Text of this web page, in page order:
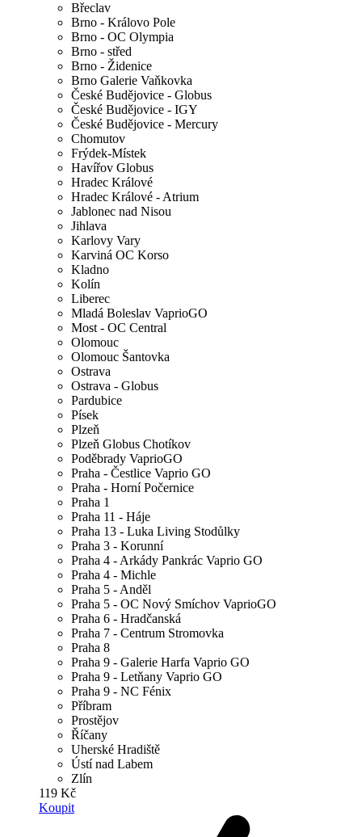
Břeclav
Brno - Královo Pole
Brno - OC Olympia
Brno - střed
Brno - Židenice
Brno Galerie Vaňkovka
České Budějovice - Globus
České Budějovice - IGY
České Budějovice - Mercury
Chomutov
Frýdek-Místek
Havířov Globus
Hradec Králové
Hradec Králové - Atrium
Jablonec nad Nisou
Jihlava
Karlovy Vary
Karviná OC Korso
Kladno
Kolín
Liberec
Mladá Boleslav VaprioGO
Most - OC Central
Olomouc
Olomouc Šantovka
Ostrava
Ostrava - Globus
Pardubice
Písek
Plzeň
Plzeň Globus Chotíkov
Poděbrady VaprioGO
Praha - Čestlice Vaprio GO
Praha - Horní Počernice
Praha 1
Praha 11 - Háje
Praha 13 - Luka Living Stodůlky
Praha 3 - Korunní
Praha 4 - Arkády Pankrác Vaprio GO
Praha 4 - Michle
Praha 5 - Anděl
Praha 5 - OC Nový Smíchov VaprioGO
Praha 6 - Hradčanská
Praha 7 - Centrum Stromovka
Praha 8
Praha 9 - Galerie Harfa Vaprio GO
Praha 9 - Letňany Vaprio GO
Praha 9 - NC Fénix
Příbram
Prostějov
Říčany
Uherské Hradiště
Ústí nad Labem
Zlín
119 Kč
Koupit